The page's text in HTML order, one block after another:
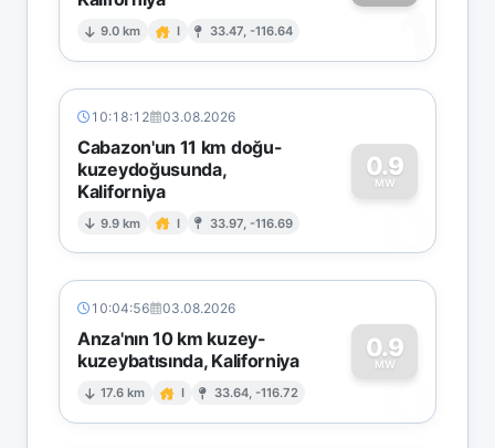
9.0 km I 33.47, -116.64 1
10:18:12 03.08.2026
Cabazon'un 11 km doğu-
kuzeydoğusunda,
Kaliforniya
9.9 km I 33.97, -116.69
0.9
MW
0
10:04:56 03.08.2026
Anza'nın 10 km kuzey-
kuzeybatısında, Kaliforniya
17.6 km I 33.64, -116.72
0.9
MW
0